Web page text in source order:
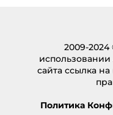
2009-2024
сайта ссылка
Политика